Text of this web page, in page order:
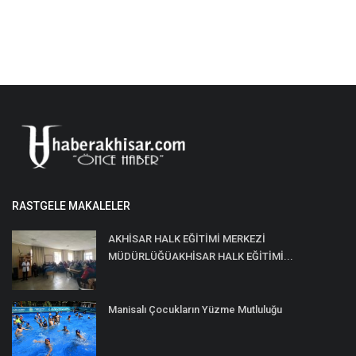
RASTGELE MAKALELER
AKHİSAR HALK EĞİTİMİ MERKEZİ
MÜDÜRLÜĞÜAKHİSAR HALK EĞİTİMİ...
Manisalı Çocukların Yüzme Mutluluğu